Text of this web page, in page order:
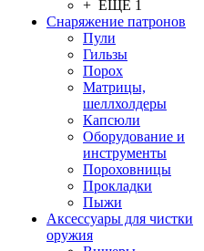
+ ЕЩЕ 1
Снаряжение патронов
Пули
Гильзы
Порох
Матрицы,
шеллхолдеры
Капсюли
Оборудование и
инструменты
Пороховницы
Прокладки
Пыжи
Аксессуары для чистки
оружия